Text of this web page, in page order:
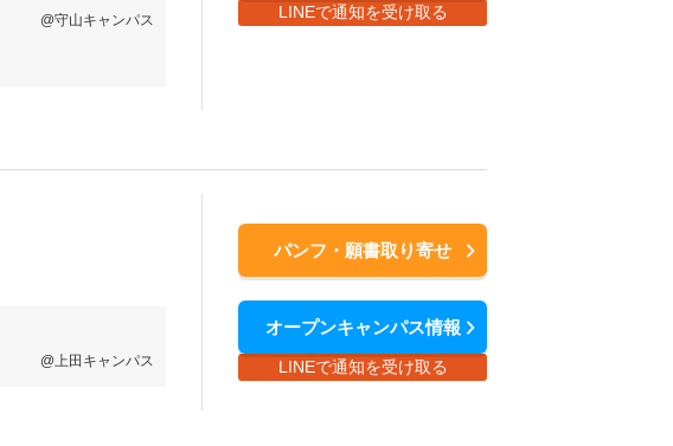
@守山キャンパス LINEで通知を受け取る
@上田キャンパス
パンフ・願書取り寄せ
オープンキャンパス情報
LINEで通知を受け取る